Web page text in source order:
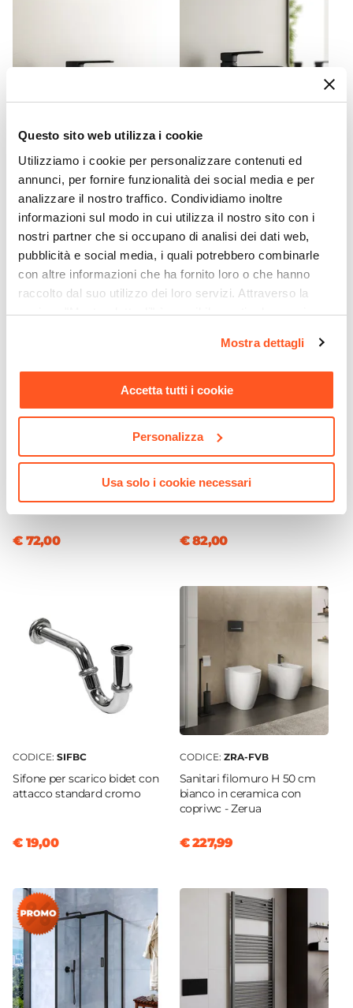
Questo sito web utilizza i cookie
Utilizziamo i cookie per personalizzare contenuti ed
annunci, per fornire funzionalità dei social media e per
analizzare il nostro traffico. Condividiamo inoltre
informazioni sul modo in cui utilizza il nostro sito con i
nostri partner che si occupano di analisi dei dati web,
pubblicità e social media, i quali potrebbero combinarle
con altre informazioni che ha fornito loro o che hanno
raccolto dal suo utilizzo dei loro servizi. Attraverso la
sezione "Mostra dettagli" è possibile gestire le proprie
momento. Per maggiori informazioni si invita a leggere la
nostraCookie Policy.
Mostra dettagli
Accetta tutti i cookie
Personalizza
Usa solo i cookie necessari
Assemblato
Incluso
Colore
Bianco
Caratteristiche
Struttura posteriore aperta|Lavorazione
cannettata
Caratteristiche Lavabo
Materiale Lavabo
Colore Lavabo
Finitura Lavabo
81 x 46,5 cm
Dimensioni Vasca
Posizione Lavabo
Centro
Foro Troppopieno
Predisposizione Fori
Rubinetteria
Non inclusa
Kit Scarico
Caratteristiche Specchio
Applique
Non inclusa
CODICE:TLA-MBN
Miscelatore bidet senza
scarico 14h cm nero - Tila
€ 47,99
CODICE:TLA-MLN
Miscelatore lavabo in ottone
nero - Tila
€ 47,99
CODICE:TLA-IB8S2N
Set incasso doccia con
braccio 28 cm e soffione 20
cm nero – Tila
€ 72,00
CODICE:NRD8L
Specchio Ø80 cm con luce
led da 30 cm inclusa -
Raoled
€ 82,00
CODICE: SIFBC
Sifone per scarico bidet con
attacco standard cromo
€ 19,00
CODICE: ZRA-FVB
Sanitari filomuro H 50 cm
bianco in ceramica con
copriwc - Zerua
€ 227,99